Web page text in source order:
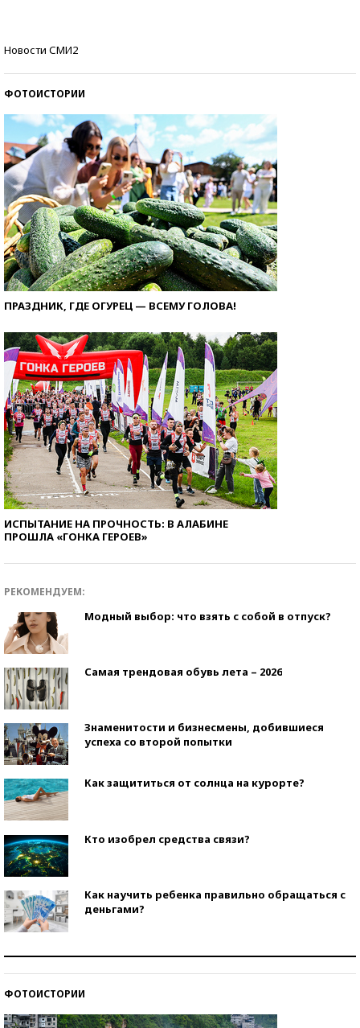
Новости СМИ2
ФОТОИСТОРИИ
ПРАЗДНИК, ГДЕ ОГУРЕЦ — ВСЕМУ ГОЛОВА!
ИСПЫТАНИЕ НА ПРОЧНОСТЬ: В АЛАБИНЕ
ПРОШЛА «ГОНКА ГЕРОЕВ»
РЕКОМЕНДУЕМ:
Модный выбор: что взять с собой в отпуск?
Самая трендовая обувь лета – 2026
Знаменитости и бизнесмены, добившиеся
успеха со второй попытки
Как защититься от солнца на курорте?
Кто изобрел средства связи?
Как научить ребенка правильно обращаться с
деньгами?
ФОТОИСТОРИИ